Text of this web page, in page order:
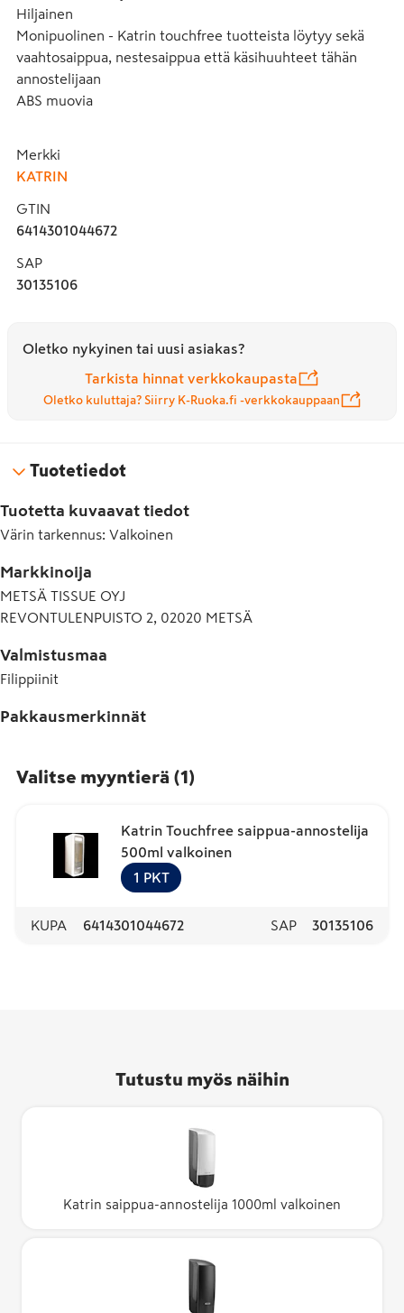
Hiljainen
Monipuolinen - Katrin touchfree tuotteista löytyy sekä
vaahtosaippua, nestesaippua että käsihuuhteet tähän
annostelijaan
ABS muovia
Merkki
KATRIN
GTIN
6414301044672
SAP
30135106
Oletko nykyinen tai uusi asiakas?
Tarkista hinnat verkkokaupasta
Oletko kuluttaja? Siirry K-Ruoka.fi -verkkokauppaan
Tuotetiedot
Tuotetta kuvaavat tiedot
Värin tarkennus: Valkoinen
Markkinoija
METSÄ TISSUE OYJ
REVONTULENPUISTO 2, 02020 METSÄ
Valmistusmaa
Filippiinit
Pakkausmerkinnät
Valitse myyntierä (1)
Katrin Touchfree saippua-annostelija
500ml valkoinen
1 PKT
KUPA 6414301044672 SAP 30135106
Tutustu myös näihin
Katrin saippua-annostelija 1000ml valkoinen